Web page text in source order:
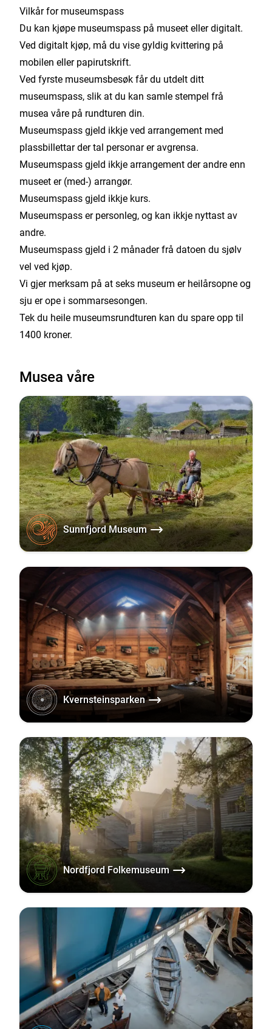
Vilkår for museumspass
Du kan kjøpe museumspass på museet eller digitalt.
Ved digitalt kjøp, må du vise gyldig kvittering på
mobilen eller papirutskrift.
Ved fyrste museumsbesøk får du utdelt ditt
museumspass, slik at du kan samle stempel frå
musea våre på rundturen din.
Museumspass gjeld ikkje ved arrangement med
plassbillettar der tal personar er avgrensa.
Museumspass gjeld ikkje arrangement der andre enn
museet er (med-) arrangør.
Museumspass gjeld ikkje kurs.
Museumspass er personleg, og kan ikkje nyttast av
andre.
Museumspass gjeld i 2 månader frå datoen du sjølv
vel ved kjøp.
Vi gjer merksam på at seks museum er heilårsopne og
sju er ope i sommarsesongen.
Tek du heile museumsrundturen kan du spare opp til
1400 kroner.
Musea våre
Sunnfjord Museum
Kvernsteinsparken
Nordfjord Folkemuseum